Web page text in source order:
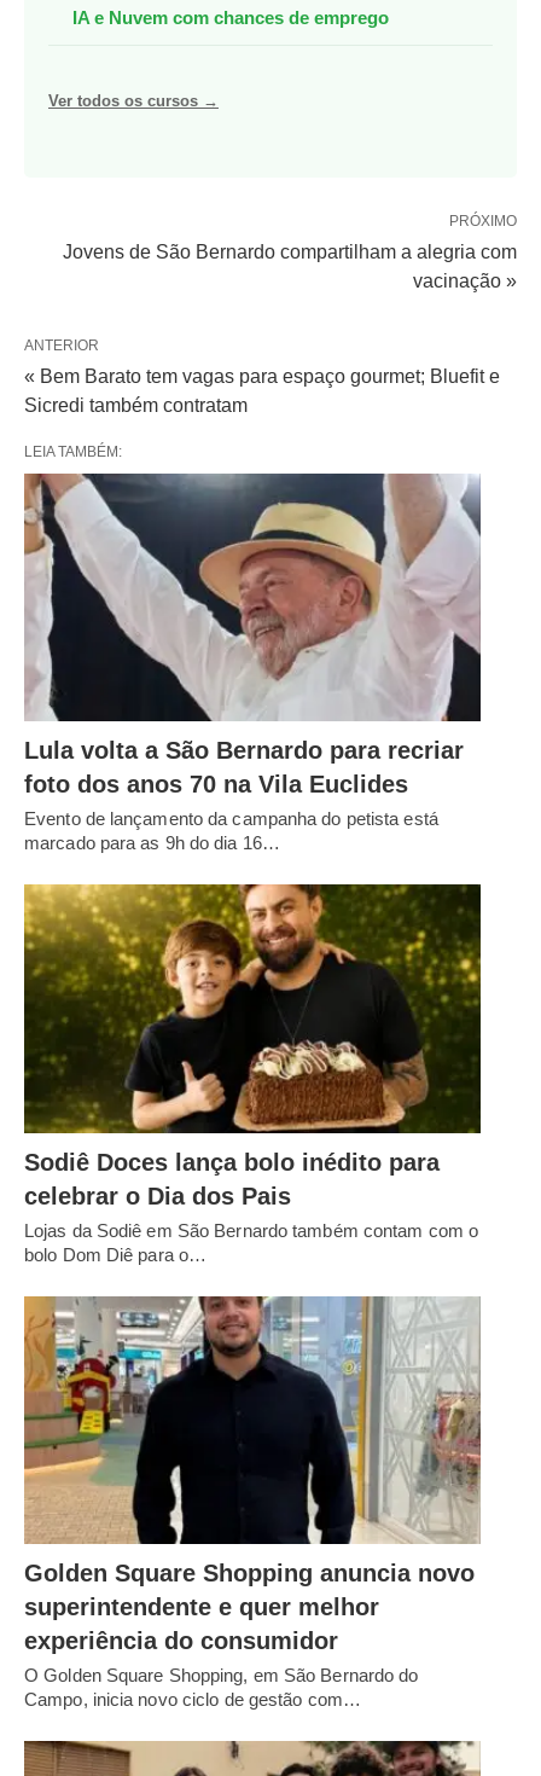
IA e Nuvem com chances de emprego
Ver todos os cursos →
PRÓXIMO
Jovens de São Bernardo compartilham a alegria com
vacinação »
ANTERIOR
« Bem Barato tem vagas para espaço gourmet; Bluefit e
Sicredi também contratam
LEIA TAMBÉM:
Lula volta a São Bernardo para recriar
foto dos anos 70 na Vila Euclides
Evento de lançamento da campanha do petista está
marcado para as 9h do dia 16…
Sodiê Doces lança bolo inédito para
celebrar o Dia dos Pais
Lojas da Sodiê em São Bernardo também contam com o
bolo Dom Diê para o…
Golden Square Shopping anuncia novo
superintendente e quer melhor
experiência do consumidor
O Golden Square Shopping, em São Bernardo do
Campo, inicia novo ciclo de gestão com…